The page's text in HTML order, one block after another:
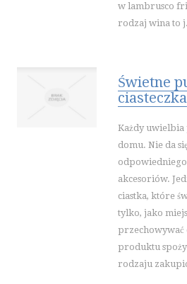
WAKACJE
WYPOCZYNEK
WDZIĘK
DIETETYKA,
KOSMETYKI
LECZENIE
SALONY
SPRZĘT
SOFTWARE
STRONY
w lambrusco
rodzaj wina to
Świetne
ciasteczka
Każdy
domu. Nie da
akcesoriów.
ciastka, które
tylko, jako
przechowywać
produktu
rodzaju